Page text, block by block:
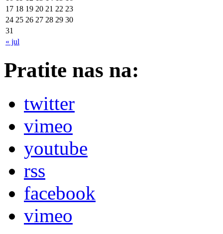
« jul
17 18 19 20 21 22 23
24 25 26 27 28 29 30
31
Pratite nas na:
twitter
vimeo
youtube
rss
facebook
vimeo